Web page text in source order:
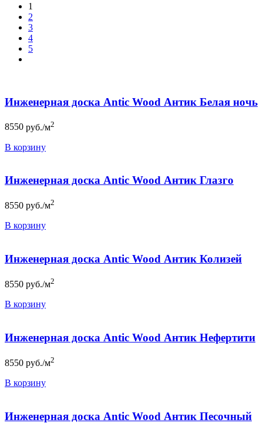
1
2
3
4
5
Инженерная доска Antic Wood Антик Белая ночь
8550 руб./м2
В корзину
Инженерная доска Antic Wood Антик Глазго
8550 руб./м2
В корзину
Инженерная доска Antic Wood Антик Колизей
8550 руб./м2
В корзину
Инженерная доска Antic Wood Антик Нефертити
8550 руб./м2
В корзину
Инженерная доска Antic Wood Антик Песочный